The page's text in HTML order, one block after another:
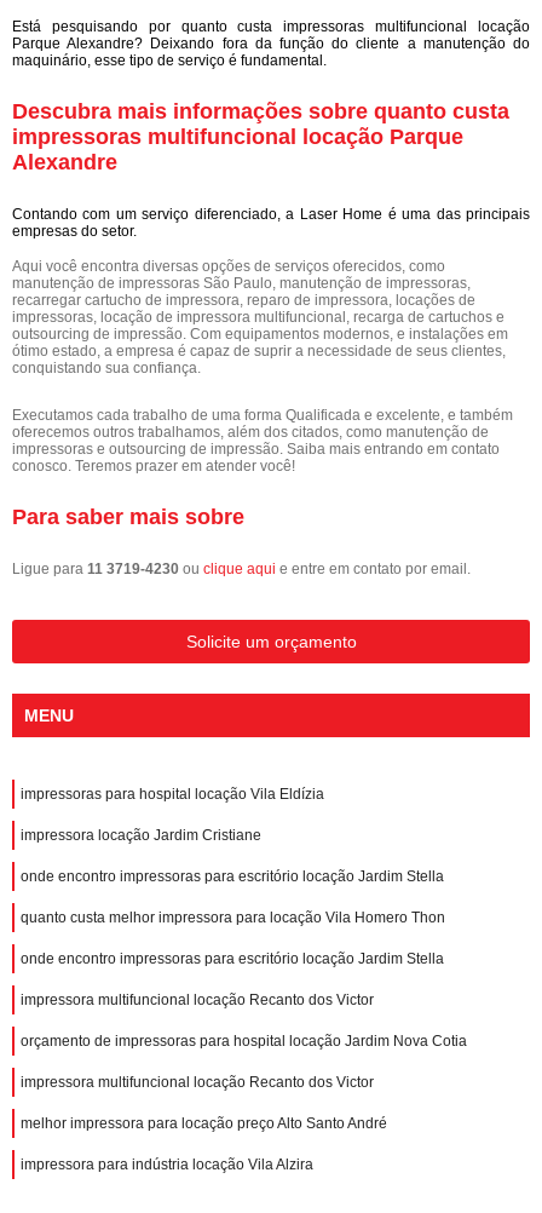
Está pesquisando por quanto custa impressoras multifuncional locação
Parque Alexandre? Deixando fora da função do cliente a manutenção do
maquinário, esse tipo de serviço é fundamental.
Descubra mais informações sobre quanto custa
impressoras multifuncional locação Parque
Alexandre
Contando com um serviço diferenciado, a Laser Home é uma das principais
empresas do setor.
Aqui você encontra diversas opções de serviços oferecidos, como
manutenção de impressoras São Paulo, manutenção de impressoras,
recarregar cartucho de impressora, reparo de impressora, locações de
impressoras, locação de impressora multifuncional, recarga de cartuchos e
outsourcing de impressão. Com equipamentos modernos, e instalações em
ótimo estado, a empresa é capaz de suprir a necessidade de seus clientes,
conquistando sua confiança.
Executamos cada trabalho de uma forma Qualificada e excelente, e também
oferecemos outros trabalhamos, além dos citados, como manutenção de
impressoras e outsourcing de impressão. Saiba mais entrando em contato
conosco. Teremos prazer em atender você!
Para saber mais sobre
Ligue para 11 3719-4230 ou clique aqui e entre em contato por email.
Solicite um orçamento
MENU
impressoras para hospital locação Vila Eldízia
impressora locação Jardim Cristiane
onde encontro impressoras para escritório locação Jardim Stella
quanto custa melhor impressora para locação Vila Homero Thon
onde encontro impressoras para escritório locação Jardim Stella
impressora multifuncional locação Recanto dos Victor
orçamento de impressoras para hospital locação Jardim Nova Cotia
impressora multifuncional locação Recanto dos Victor
melhor impressora para locação preço Alto Santo André
impressora para indústria locação Vila Alzira